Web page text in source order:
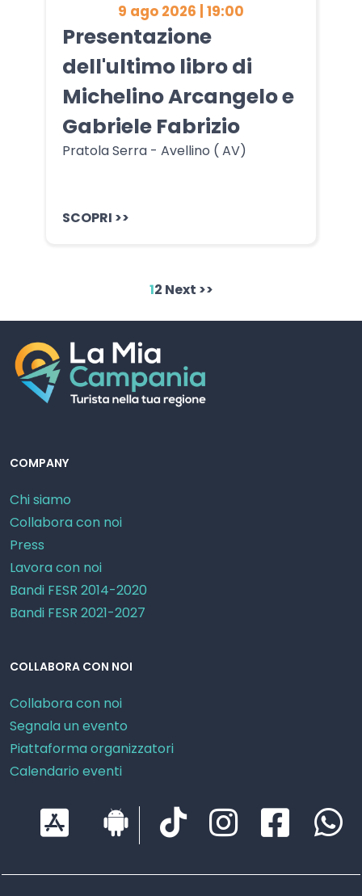
9 ago 2026 | 19:00
Presentazione
dell'ultimo libro di
Michelino Arcangelo e
Gabriele Fabrizio
Pratola Serra - Avellino ( AV)
SCOPRI >>
12 Next >>
COMPANY
Chi siamo
Collabora con noi
Press
Lavora con noi
Bandi FESR 2014-2020
Bandi FESR 2021-2027
COLLABORA CON NOI
Collabora con noi
Segnala un evento
Piattaforma organizzatori
Calendario eventi